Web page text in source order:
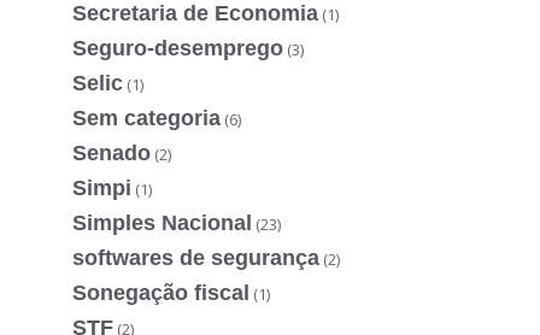
Secretaria de Economia (1)
Seguro-desemprego (3)
Selic (1)
Sem categoria (6)
Senado (2)
Simpi (1)
Simples Nacional (23)
softwares de segurança (2)
Sonegação fiscal (1)
STF (2)